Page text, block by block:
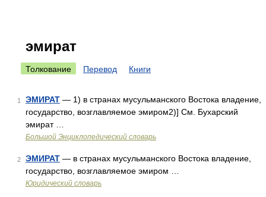
эмират
Толкование Перевод Книги
1 ЭМИРАТ — 1) в странах мусульманского Востока владение,
государство, возглавляемое эмиром2)] См. Бухарский
эмират …
Большой Энциклопедический словарь
2 ЭМИРАТ — в странах мусульманского Востока владение,
государство, возглавляемое эмиром …
Юридический словарь